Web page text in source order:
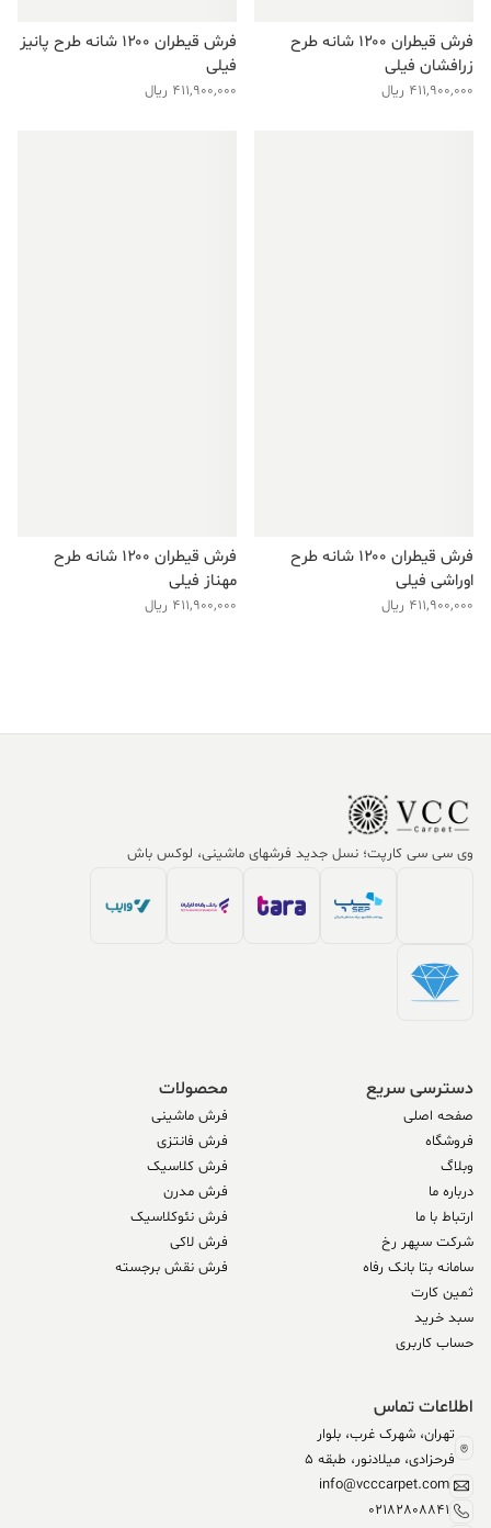
فرش قیطران ۱۲۰۰ شانه طرح
زرافشان فیلی
411,900,000 ریال
فرش قیطران ۱۲۰۰ شانه طرح پانیز
فیلی
411,900,000 ریال
فرش قیطران ۱۲۰۰ شانه طرح
اوراشی فیلی
411,900,000 ریال
فرش قیطران ۱۲۰۰ شانه طرح
مهناز فیلی
411,900,000 ریال
وی سی سی کارپت؛ نسل جدید فرشهای ماشینی، لوکس باش
دسترسی سریع
صفحه اصلی
فروشگاه
وبلاگ
درباره ما
ارتباط با ما
شرکت سپهر رخ
سامانه بتا بانک رفاه
ثمین کارت
سبد خرید
حساب کاربری
محصولات
فرش ماشینی
فرش فانتزی
فرش کلاسیک
فرش مدرن
فرش نئوکلاسیک
فرش لاکی
فرش نقش برجسته
اطلاعات تماس
تهران، شهرک غرب، بلوار
فرحزادی، میلادنور، طبقه 5
info@vcccarpet.com
02182808841